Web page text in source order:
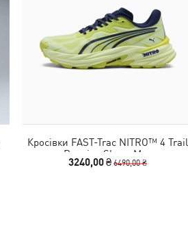
Кросівки FAST-Trac NITRO™ 4 Trail
Running Shoes Men
3240,00 ₴6490,00 ₴